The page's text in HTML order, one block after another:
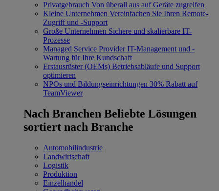
Privatgebrauch Von überall aus auf Geräte zugreifen
Kleine Unternehmen Vereinfachen Sie Ihren Remote-
Zugriff und -Support
Große Unternehmen Sichere und skalierbare IT-
Prozesse
Managed Service Provider IT-Management und -
Wartung für Ihre Kundschaft
Erstausrüster (OEMs) Betriebsabläufe und Support
optimieren
NPOs und Bildungseinrichtungen 30% Rabatt auf
TeamViewer
Nach Branchen Beliebte Lösungen
sortiert nach Branche
Automobilindustrie
Landwirtschaft
Logistik
Produktion
Einzelhandel